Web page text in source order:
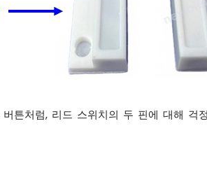
튼처럼, 리드 스위치의 두 핀에 대해 걱